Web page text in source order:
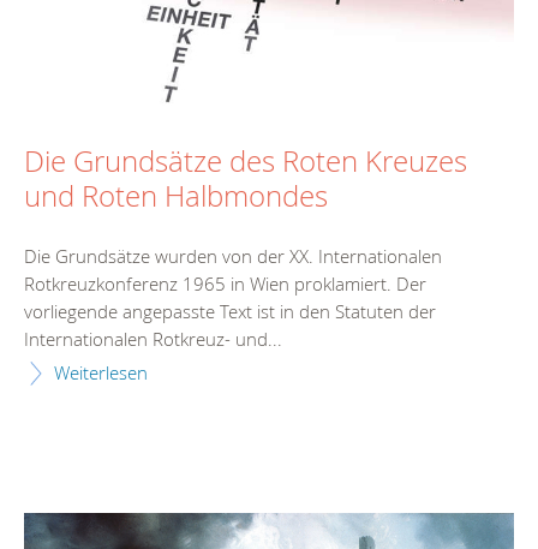
Die Grundsätze des Roten Kreuzes
und Roten Halbmondes
Die Grundsätze wurden von der XX. Internationalen
Rotkreuzkonferenz 1965 in Wien proklamiert. Der
vorliegende angepasste Text ist in den Statuten der
Internationalen Rotkreuz- und...
Weiterlesen